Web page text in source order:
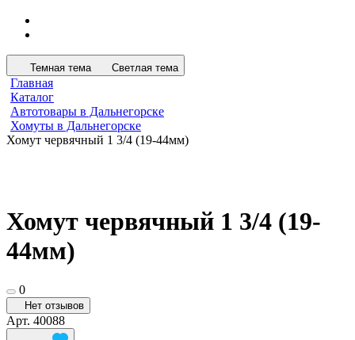
Темная тема Светлая тема
Главная
Каталог
Автотовары в Дальнегорске
Хомуты в Дальнегорске
Хомут червячный 1 3/4 (19-44мм)
Хомут червячный 1 3/4 (19-
44мм)
0
Нет отзывов
Арт. 40088